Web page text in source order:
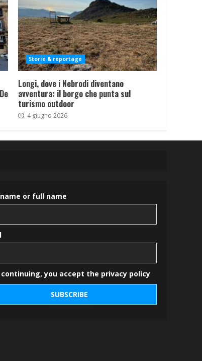
Storie & reportage
Longi, dove i Nebrodi diventano
avventura: il borgo che punta sul
turismo outdoor
4 giugno 2026
or full name
you accept the privacy policy